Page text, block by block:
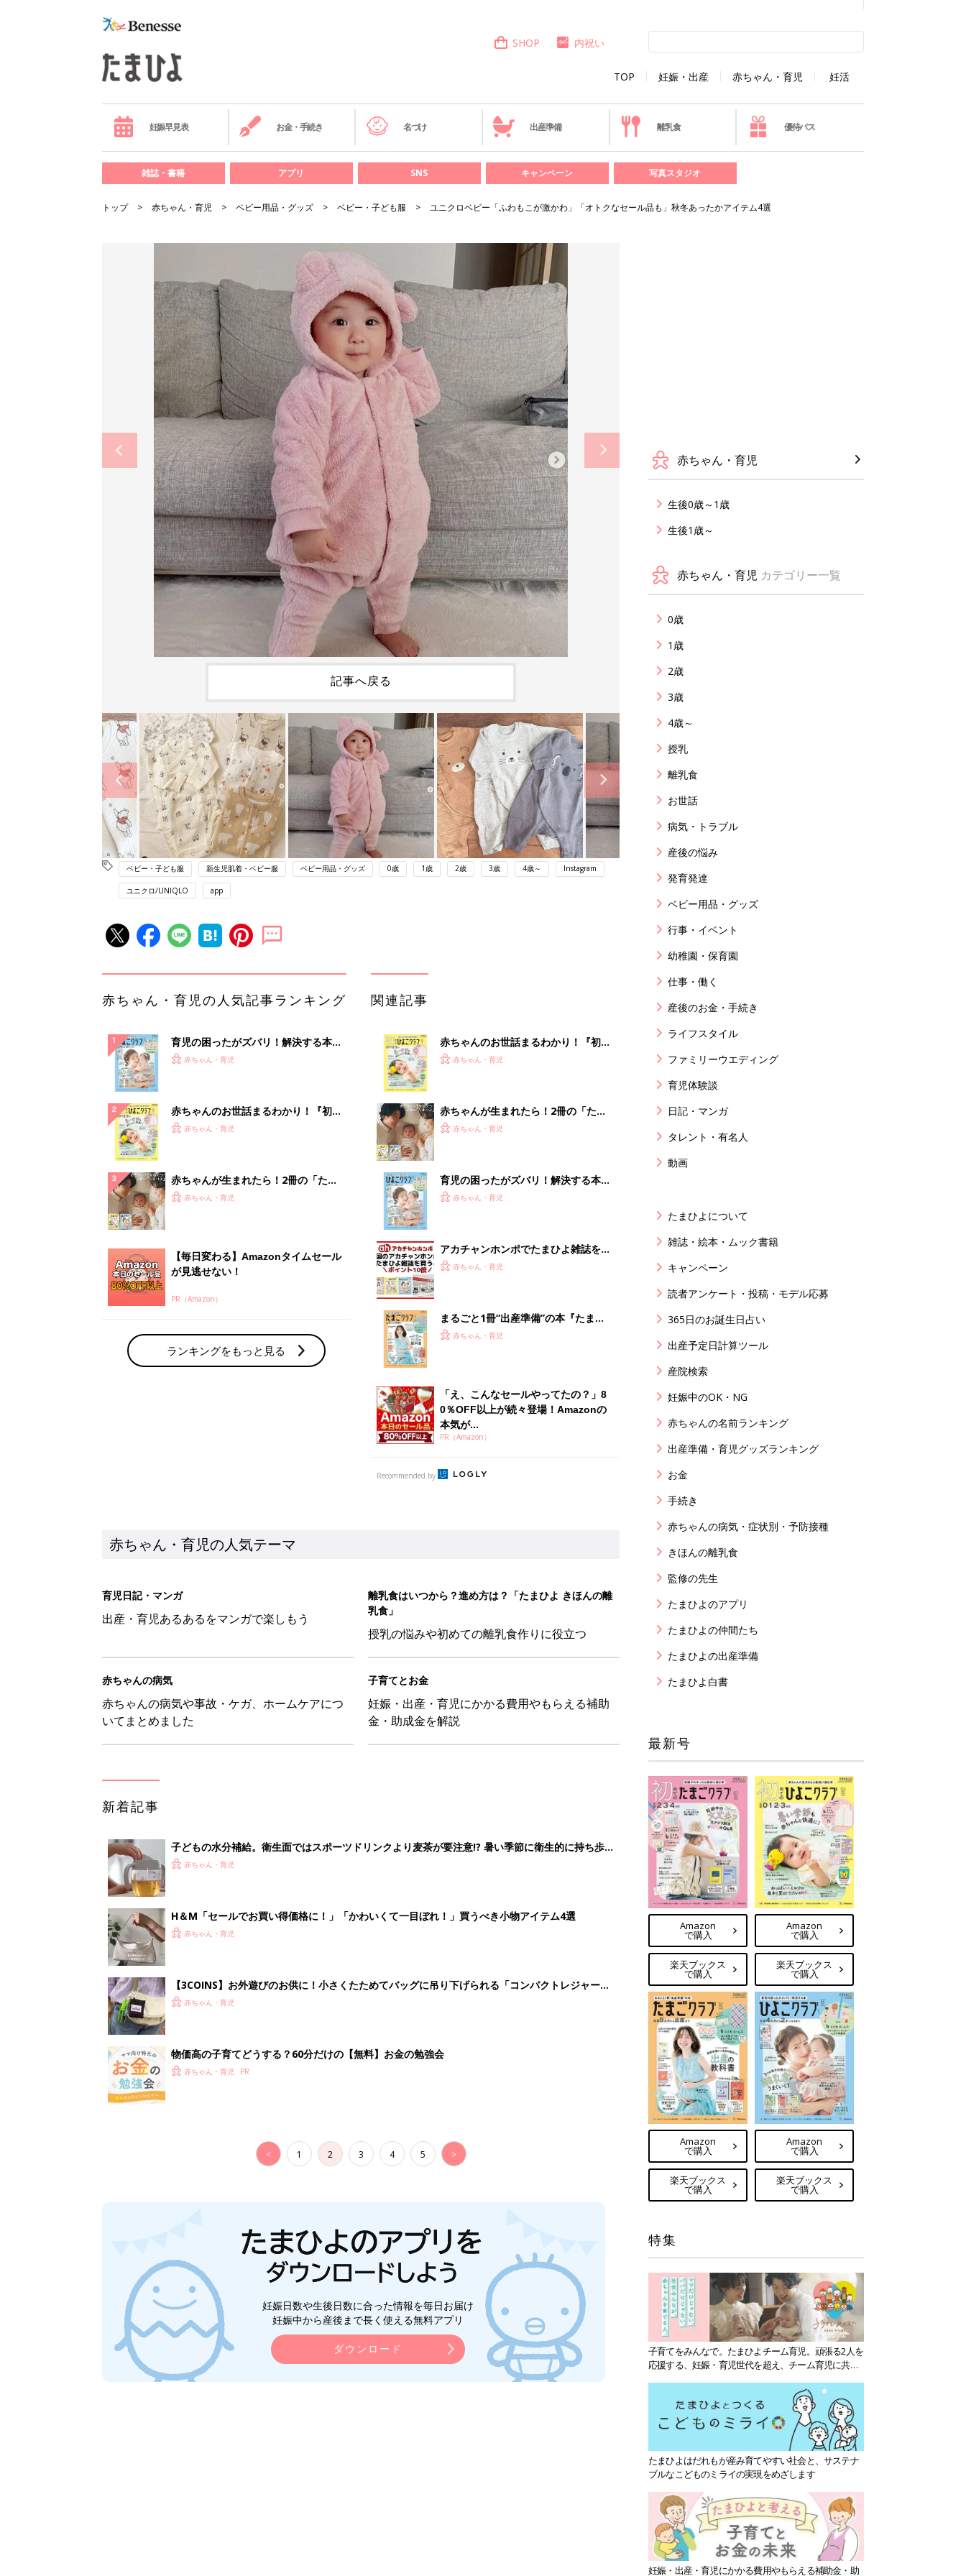
TOP 妊娠・出産 赤ちゃん・育児 妊活
SHOP 内祝い
妊娠早見表 お金・手続き 名づけ 出産準備 離乳食 優待パス
雑誌・書籍 アプリ SNS キャンペーン 写真スタジオ
トップ 赤ちゃん・育児 ベビー用品・グッズ ベビー・子ども服 ユニクロベビー「ふわもこが激かわ」「オトクなセール品も」秋冬あったかアイテム4選
記事へ戻る
ベビー・子ども服 新生児肌着・ベビー服 ベビー用品・グッズ 0歳 1歳 2歳 3歳 4歳～ Instagram
ユニクロ/UNIQLO app
赤ちゃん・育児の人気記事ランキング
育児の困ったがズバリ！解決する本
『ひよこクラブ 夏号』 4カ月～2才
赤ちゃん・育児
赤ちゃんのお世話まるわかり！『初め
てのひよこクラブ 夏号』〈巻頭大特
解決テク
赤ちゃん・育児
赤ちゃんが生まれたら！2冊の「たま
ひよ」
赤ちゃん・育児
【毎日変わる】Amazonタイムセール
が見逃せない！
PR（Amazon）
ランキングをもっと見る
関連記事
赤ちゃんのお世話まるわかり！『初め
てのひよこクラブ 夏号』〈巻頭大特
解決テク
赤ちゃん・育児
赤ちゃんが生まれたら！2冊の「たま
ひよ」
赤ちゃん・育児
育児の困ったがズバリ！解決する本
『ひよこクラブ 夏号』 4カ月～2才
赤ちゃん・育児
アカチャンホンポでたまひよ雑誌を買
うとポイント10倍【期間限定】
赤ちゃん・育児
まるごと1冊“出産準備”の本『たまご
クラブ 夏号』〈スペシャル大特集〉
赤ちゃん・育児
「え、こんなセールやってたの？」8
0％OFF以上が続々登場！Amazonの
本気が...
PR（Amazon）
Recommended by
赤ちゃん・育児の人気テーマ
育児日記・マンガ
出産・育児あるあるをマンガで楽しもう
離乳食はいつから？進め方は？「たまひよ きほんの離
乳食」
授乳の悩みや初めての離乳食作りに役立つ
赤ちゃんの病気
赤ちゃんの病気や事故・ケガ、ホームケアにつ
いてまとめました
子育てとお金
妊娠・出産・育児にかかる費用やもらえる補助
金・助成金を解説
新着記事
子どもの水分補給。衛生面ではスポーツドリンクより麦茶が要注意!? 暑い季節に衛生的に持ち歩
く3つのコツとは？【専門家監修】
赤ちゃん・育児
H＆М「セールでお買い得価格に！」「かわいくて一目ぼれ！」買うべき小物アイテム4選
赤ちゃん・育児
【3COINS】お外遊びのお供に！小さくたためてバッグに吊り下げられる「コンパクトレジャーシ
ート」
赤ちゃん・育児
物価高の子育てどうする？60分だけの【無料】お金の勉強会
赤ちゃん・育児
< 1 2 3 4 5 >
妊娠日数や生後日数に合った情報を毎日お届け
妊娠中から産後まで長く使える無料アプリ
ダウンロード
赤ちゃん・育児
生後0歳～1歳
生後1歳～
赤ちゃん・育児 カテゴリー一覧
0歳
1歳
2歳
3歳
4歳～
授乳
離乳食
お世話
病気・トラブル
産後の悩み
発育発達
ベビー用品・グッズ
行事・イベント
幼稚園・保育園
仕事・働く
産後のお金・手続き
ライフスタイル
ファミリーウエディング
育児体験談
日記・マンガ
タレント・有名人
動画
たまひよについて
雑誌・絵本・ムック書籍
キャンペーン
読者アンケート・投稿・モデル応募
365日のお誕生日占い
出産予定日計算ツール
産院検索
妊娠中のOK・NG
赤ちゃんの名前ランキング
出産準備・育児グッズランキング
お金
手続き
赤ちゃんの病気・症状別・予防接種
きほんの離乳食
監修の先生
たまひよのアプリ
たまひよの仲間たち
たまひよの出産準備
たまひよ白書
最新号
Amazon
で購入
楽天ブックス
で購入
Amazon
で購入
楽天ブックス
で購入
Amazon
で購入
楽天ブックス
で購入
Amazon
で購入
楽天ブックス
で購入
特集
子育てをみんなで。たまひよチーム育児。頑張る2人を
応援する、妊娠・育児世代を超え、チーム育児に共感
たまひよはだれもが産み育てやすい社会と、サステナ
ブルなこどものミライの実現をめざします
妊娠・出産・育児にかかる費用やもらえる補助金・助